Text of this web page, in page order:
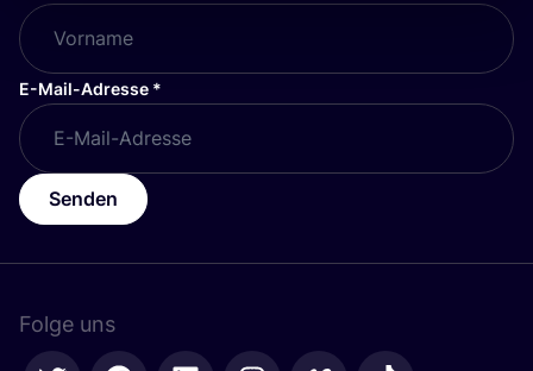
E-Mail-Adresse *
Senden
Folge uns